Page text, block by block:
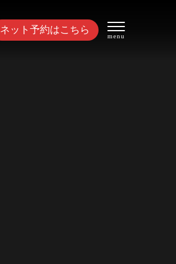
ネット予約はこちら